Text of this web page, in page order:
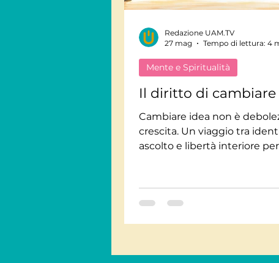
Viaggi Consapevoli
Personaggi
Giornate Mondiali
Il diritto di cambiare
Cambiare idea non è
crescita. Un viaggio tra
ascolto e libertà interiore per
Mente e Spiritualità
Redazione UAM.TV
27 mag
Tempo di lettura: 4